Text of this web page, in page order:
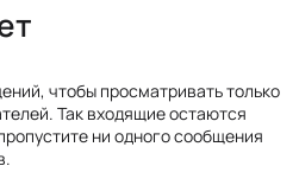
чтобы просматривать только
Так входящие остаются
ни одного сообщения